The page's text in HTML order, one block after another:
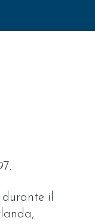
durante il